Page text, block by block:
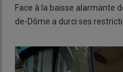
Face à la baisse alarmante
de-Dôme a durci ses